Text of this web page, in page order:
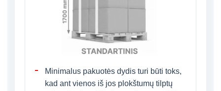
Minimalus pakuotės dydis turi būti toks,
kad ant vienos iš jos plokštumų tilptų